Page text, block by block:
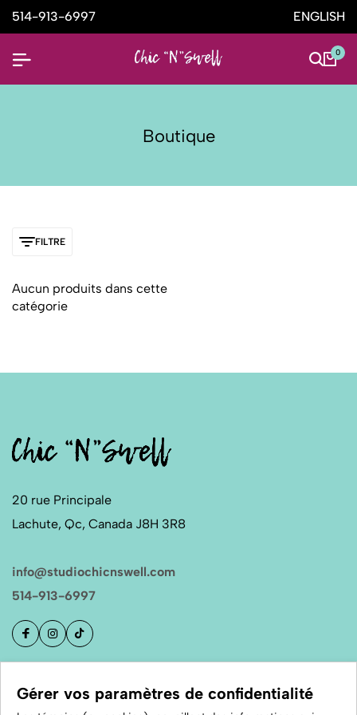
514-913-6997 ENGLISH
0
Boutique
FILTRE
Aucun produits dans cette
catégorie
20 rue Principale
Lachute, Qc, Canada J8H 3R8
info@studiochicnswell.com
514-913-6997
Boutique
Gérer vos paramètres de confidentialité